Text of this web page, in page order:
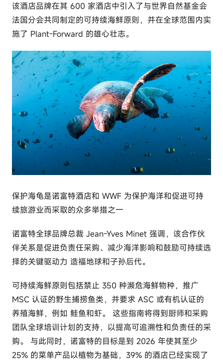
t
o
u
r
c
o
m
该酒店品牌在其 600 家酒店中引入了与世界自然基金会
法国分会共同制定的可持续海鲜原则，并在全球范围内实
施了 Plant-Forward 的雄心壮志。
保护海龟是诺富特酒店和 WWF 为保护海洋和促进可持
续旅游业而采取的众多举措之一
诺富特全球品牌总裁 Jean-Yves Minet 强调，该合作伙
伴关系是促进负责任采购、减少海洋影响和鼓励可持续选
择的关键驱动力 造福地球和子孙后代。
可持续海鲜原则包括禁止 350 种濒危海鲜物种，推广
MSC 认证的野生捕捞鱼类，并要求 ASC 或有机认证的
养殖海鲜，例如 鲑鱼和虾。 这些指南将得到厨师和采购
团队全球培训计划的支持，以提高可追溯性和负责任的采
购。 与此同时，诺富特的目标是到 2026 年使其至少
25% 的菜单产品以植物为基础，39% 的酒店已经实现了